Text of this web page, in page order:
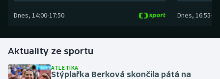
Florbal
Golf
Dnes, 14:00-17:50 Dnes, 16:55-
Aktuality ze sportu
ATLETIKA
Stýplařka Berková skončila pátá na